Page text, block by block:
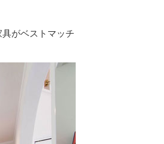
がベストマッチ